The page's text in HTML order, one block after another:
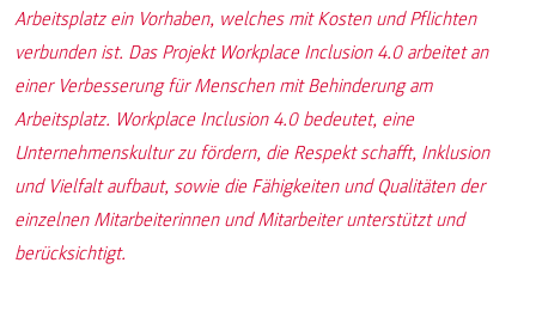
Arbeitsplatz ein Vorhaben, welches mit Kosten und Pflichten
verbunden ist. Das Projekt Workplace Inclusion 4.0 arbeitet an
einer Verbesserung für Menschen mit Behinderung am
Arbeitsplatz. Workplace Inclusion 4.0 bedeutet, eine
Unternehmenskultur zu fördern, die Respekt schafft, Inklusion
und Vielfalt aufbaut, sowie die Fähigkeiten und Qualitäten der
einzelnen Mitarbeiterinnen und Mitarbeiter unterstützt und
berücksichtigt.